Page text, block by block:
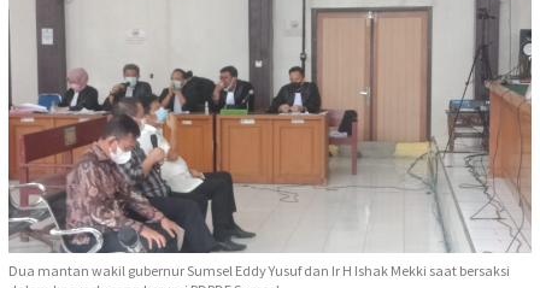
Dua mantan wakil gubernur Sumsel Eddy Yusuf dan Ir H Ishak Mekki saat bersaksi